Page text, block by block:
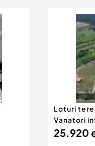
Loturi
Vanatori
25.920